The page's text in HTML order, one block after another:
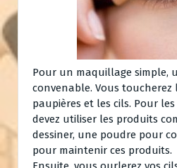
Pour un maquillage simple,
convenable. Vous toucherez
paupières et les cils. Pour
devez utiliser les produits
dessiner, une poudre pour
pour maintenir ces produits.